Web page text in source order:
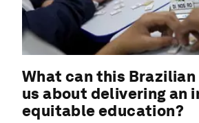
What can this
us about delivering an
equitable education?